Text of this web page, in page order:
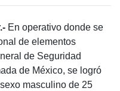
En operativo donde se
de elementos
de Seguridad
de México, se logró
masculino de 25